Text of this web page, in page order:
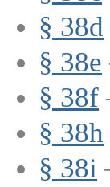
§ 38d
§ 38e
§ 38f
§ 38h
§ 38i